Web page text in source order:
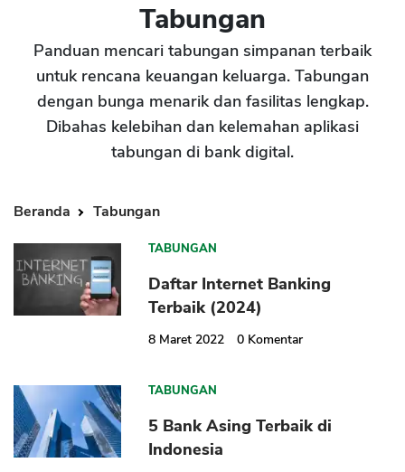
Tabungan
Panduan mencari tabungan simpanan terbaik
untuk rencana keuangan keluarga. Tabungan
dengan bunga menarik dan fasilitas lengkap.
Dibahas kelebihan dan kelemahan aplikasi
tabungan di bank digital.
Beranda Tabungan
TABUNGAN
Daftar Internet Banking
Terbaik (2024)
8 Maret 2022 0 Komentar
TABUNGAN
5 Bank Asing Terbaik di
Indonesia